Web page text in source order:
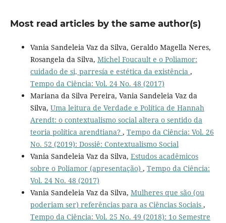
Most read articles by the same author(s)
Vania Sandeleia Vaz da Silva, Geraldo Magella Neres,
Rosangela da Silva, Michel Foucault e o Poliamor:
cuidado de si, parresía e estética da existência ,
Tempo da Ciência: Vol. 24 No. 48 (2017)
Mariana da Silva Pereira, Vania Sandeleia Vaz da
Silva, Uma leitura de Verdade e Política de Hannah
Arendt: o contextualismo social altera o sentido da
teoria política arendtiana? , Tempo da Ciência: Vol. 26
No. 52 (2019): Dossiê: Contextualismo Social
Vania Sandeleia Vaz da Silva, Estudos acadêmicos
sobre o Poliamor (apresentação) , Tempo da Ciência:
Vol. 24 No. 48 (2017)
Vania Sandeleia Vaz da Silva, Mulheres que são (ou
poderiam ser) referências para as Ciências Sociais ,
Tempo da Ciência: Vol. 25 No. 49 (2018): 1o Semestre